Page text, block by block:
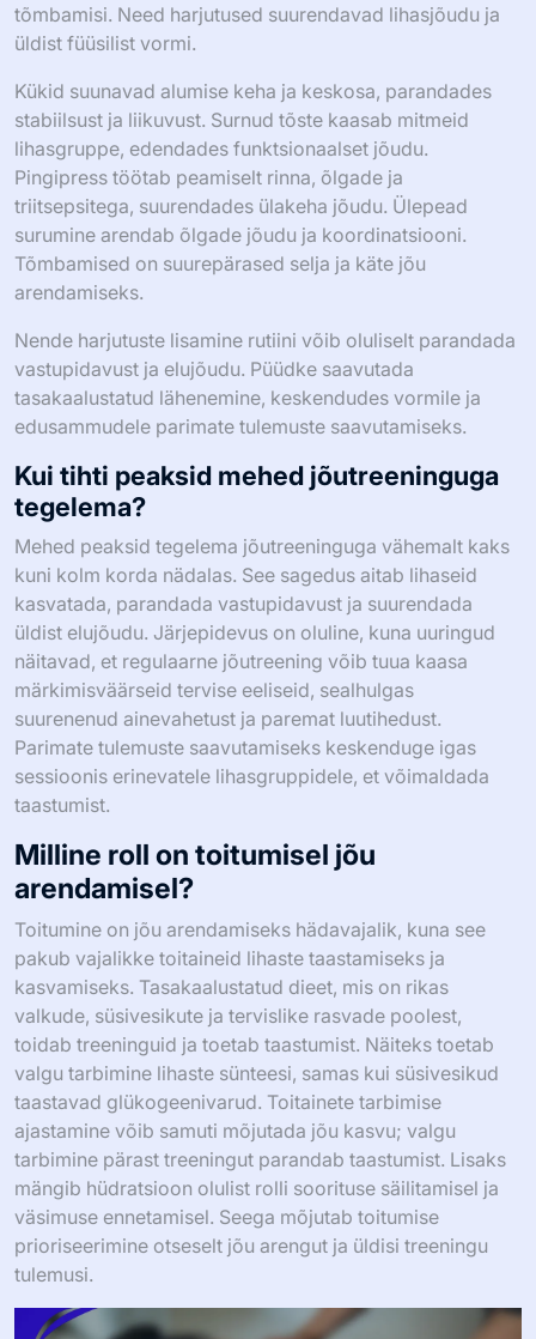
tõmbamisi. Need harjutused suurendavad lihasjõudu ja
üldist füüsilist vormi.
Kükid suunavad alumise keha ja keskosa, parandades
stabiilsust ja liikuvust. Surnud tõste kaasab mitmeid
lihasgruppe, edendades funktsionaalset jõudu.
Pingipress töötab peamiselt rinna, õlgade ja
triitsepsitega, suurendades ülakeha jõudu. Ülepead
surumine arendab õlgade jõudu ja koordinatsiooni.
Tõmbamised on suurepärased selja ja käte jõu
arendamiseks.
Nende harjutuste lisamine rutiini võib oluliselt parandada
vastupidavust ja elujõudu. Püüdke saavutada
tasakaalustatud lähenemine, keskendudes vormile ja
edusammudele parimate tulemuste saavutamiseks.
Kui tihti peaksid mehed jõutreeninguga
tegelema?
Mehed peaksid tegelema jõutreeninguga vähemalt kaks
kuni kolm korda nädalas. See sagedus aitab lihaseid
kasvatada, parandada vastupidavust ja suurendada
üldist elujõudu. Järjepidevus on oluline, kuna uuringud
näitavad, et regulaarne jõutreening võib tuua kaasa
märkimisväärseid tervise eeliseid, sealhulgas
suurenenud ainevahetust ja paremat luutihedust.
Parimate tulemuste saavutamiseks keskenduge igas
sessioonis erinevatele lihasgruppidele, et võimaldada
taastumist.
Milline roll on toitumisel jõu
arendamisel?
Toitumine on jõu arendamiseks hädavajalik, kuna see
pakub vajalikke toitaineid lihaste taastamiseks ja
kasvamiseks. Tasakaalustatud dieet, mis on rikas
valkude, süsivesikute ja tervislike rasvade poolest,
toidab treeninguid ja toetab taastumist. Näiteks toetab
valgu tarbimine lihaste sünteesi, samas kui süsivesikud
taastavad glükogeenivarud. Toitainete tarbimise
ajastamine võib samuti mõjutada jõu kasvu; valgu
tarbimine pärast treeningut parandab taastumist. Lisaks
mängib hüdratsioon olulist rolli soorituse säilitamisel ja
väsimuse ennetamisel. Seega mõjutab toitumise
prioriseerimine otseselt jõu arengut ja üldisi treeningu
tulemusi.